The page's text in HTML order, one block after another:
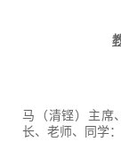
马（清铿）主席
长、老师、同学：